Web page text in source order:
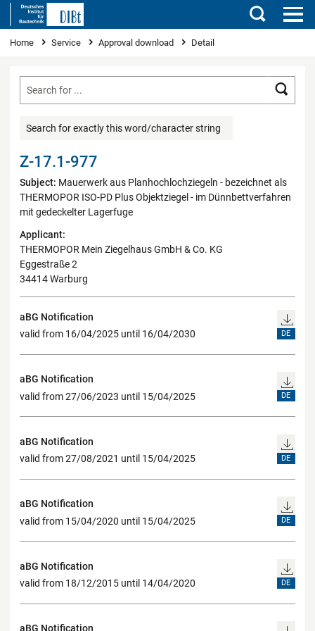
Search
You are here
Home Service Approval download Detail
Search for exactly this word/character string
Z-17.1-977
Subject: Mauerwerk aus Planhochlochziegeln - bezeichnet als
THERMOPOR ISO-PD Plus Objektziegel - im Dünnbettverfahren
mit gedeckelter Lagerfuge
Applicant:
THERMOPOR Mein Ziegelhaus GmbH & Co. KG
Eggestraße 2
34414 Warburg
aBG Notification
valid from 16/04/2025 until 16/04/2030
DE
aBG Notification
valid from 27/06/2023 until 15/04/2025
DE
aBG Notification
valid from 27/08/2021 until 15/04/2025
DE
aBG Notification
valid from 15/04/2020 until 15/04/2025
DE
aBG Notification
valid from 18/12/2015 until 14/04/2020
DE
aBG Notification